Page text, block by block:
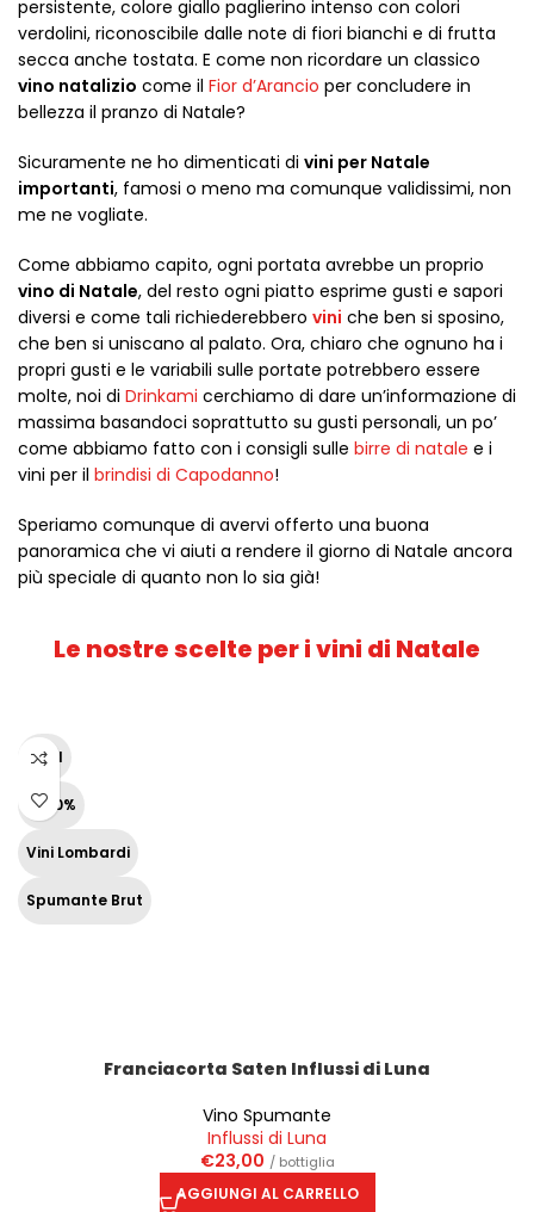
persistente, colore giallo paglierino intenso con colori
verdolini, riconoscibile dalle note di fiori bianchi e di frutta
secca anche tostata. E come non ricordare un classico
vino natalizio come il Fior d’Arancio per concludere in
bellezza il pranzo di Natale?
Sicuramente ne ho dimenticati di vini per Natale
importanti, famosi o meno ma comunque validissimi, non
me ne vogliate.
Come abbiamo capito, ogni portata avrebbe un proprio
vino di Natale, del resto ogni piatto esprime gusti e sapori
diversi e come tali richiederebbero vini che ben si sposino,
che ben si uniscano al palato. Ora, chiaro che ognuno ha i
propri gusti e le variabili sulle portate potrebbero essere
molte, noi di Drinkami cerchiamo di dare un’informazione di
massima basandoci soprattutto su gusti personali, un po’
come abbiamo fatto con i consigli sulle birre di natale e i
vini per il brindisi di Capodanno!
Speriamo comunque di avervi offerto una buona
panoramica che vi aiuti a rendere il giorno di Natale ancora
più speciale di quanto non lo sia già!
Le nostre scelte per i vini di Natale
75 cl
12,50%
Vini Lombardi
Spumante Brut
Franciacorta Saten Influssi di Luna
Vino Spumante
Influssi di Luna
€23,00 / bottiglia
AGGIUNGI AL CARRELLO